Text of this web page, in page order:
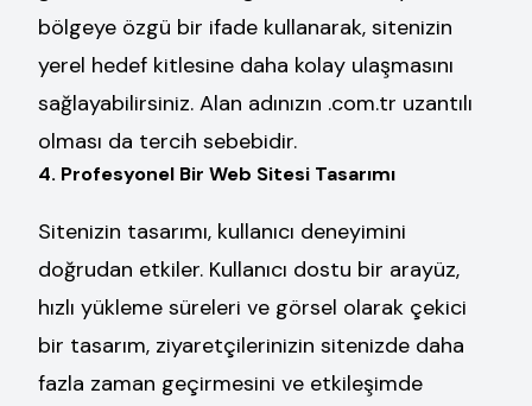
bölgeye özgü bir ifade kullanarak, sitenizin
yerel hedef kitlesine daha kolay ulaşmasını
sağlayabilirsiniz. Alan adınızın .com.tr uzantılı
olması da tercih sebebidir.
4. Profesyonel Bir Web Sitesi Tasarımı
Sitenizin tasarımı, kullanıcı deneyimini
doğrudan etkiler. Kullanıcı dostu bir arayüz,
hızlı yükleme süreleri ve görsel olarak çekici
bir tasarım, ziyaretçilerinizin sitenizde daha
fazla zaman geçirmesini ve etkileşimde